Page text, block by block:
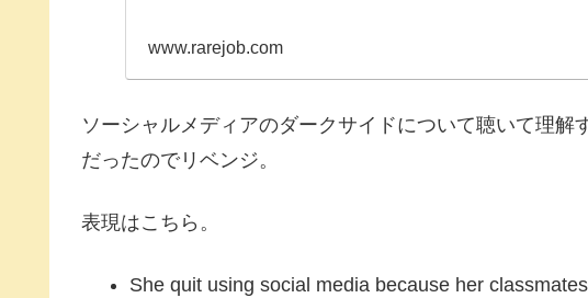
www.rarejob.com
ソーシャルメディアのダークサイドについて聴いて理解
だったのでリベンジ。
表現はこちら。
She quit using social media because her classmates